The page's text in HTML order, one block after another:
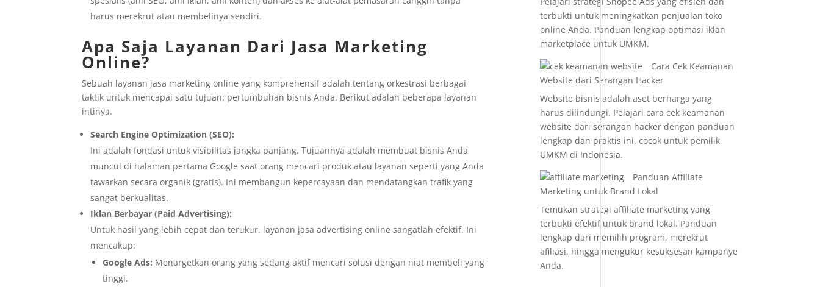
harus merekrut atau membelinya sendiri.
Apa Saja Layanan Dari Jasa Marketing
Online?
Sebuah layanan jasa marketing online yang komprehensif adalah tentang orkestrasi berbagai
taktik untuk mencapai satu tujuan: pertumbuhan bisnis Anda. Berikut adalah beberapa layanan
intinya.
Search Engine Optimization (SEO):
Ini adalah fondasi untuk visibilitas jangka panjang. Tujuannya adalah membuat bisnis Anda
muncul di halaman pertama Google saat orang mencari produk atau layanan seperti yang Anda
tawarkan secara organik (gratis). Ini membangun kepercayaan dan mendatangkan trafik yang
sangat berkualitas.
Iklan Berbayar (Paid Advertising):
Untuk hasil yang lebih cepat dan terukur, layanan jasa advertising online sangatlah efektif. Ini
mencakup:
Google Ads: Menargetkan orang yang sedang aktif mencari solusi dengan niat membeli yang
tinggi.
terbukti untuk meningkatkan penjualan toko
online Anda. Panduan lengkap optimasi iklan
marketplace untuk UMKM.
Cara Cek Keamanan
Website dari Serangan Hacker
Website bisnis adalah aset berharga yang
harus dilindungi. Pelajari cara cek keamanan
website dari serangan hacker dengan panduan
lengkap dan praktis ini, cocok untuk pemilik
UMKM di Indonesia.
Panduan Affiliate
Marketing untuk Brand Lokal
Temukan strategi affiliate marketing yang
terbukti efektif untuk brand lokal. Panduan
lengkap dari memilih program, merekrut
afiliasi, hingga mengukur kesuksesan kampanye
Anda.